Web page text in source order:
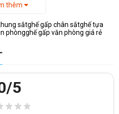
thêm
sắtghế gấp chân sắtghế tựa
phòngghế gấp văn phòng giá rẻ
/5